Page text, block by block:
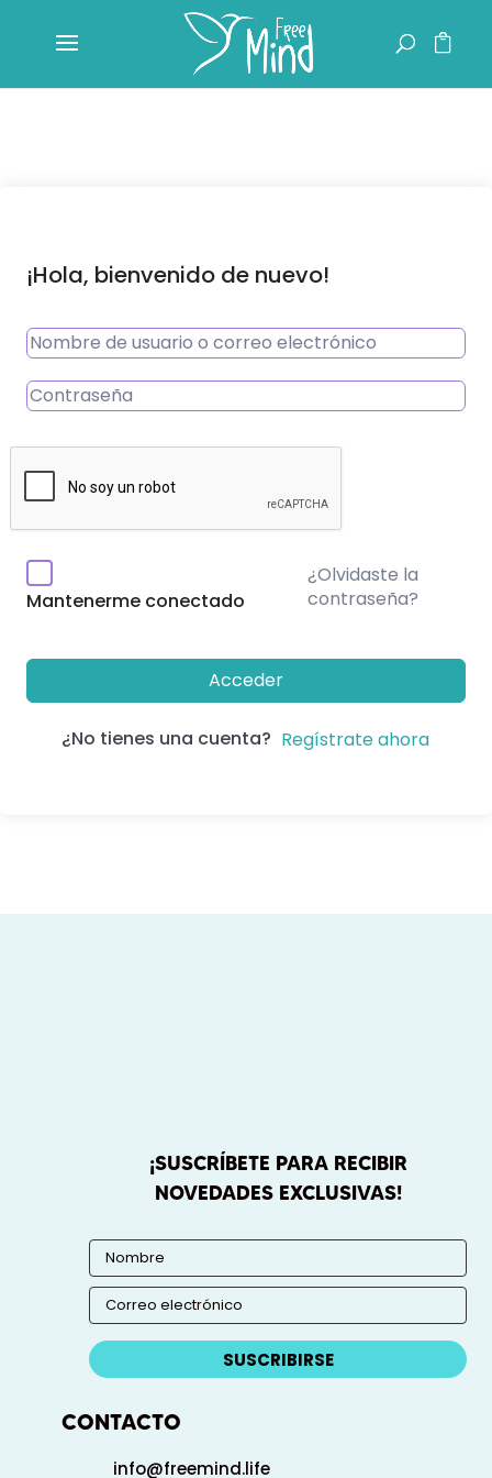
¡Hola, bienvenido de nuevo!
Mantenerme conectado
¿Olvidaste la
contraseña?
Acceder
¿No tienes una cuenta? Regístrate ahora
¡SUSCRÍBETE PARA RECIBIR
NOVEDADES EXCLUSIVAS!
SUSCRIBIRSE
CONTACTO
info@freemind.life